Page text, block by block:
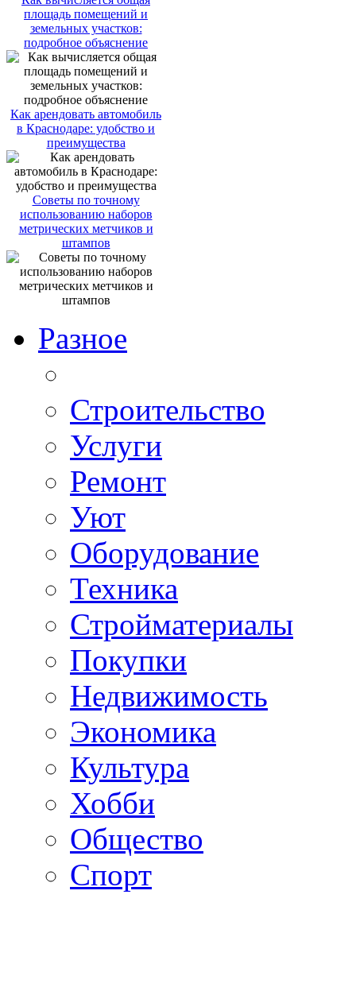
площадь помещений и
земельных участков:
подробное объяснение
Как арендовать автомобиль
в Краснодаре: удобство и
преимущества
Советы по точному
использованию наборов
метрических метчиков и
штампов
Разное
Строительство
Услуги
Ремонт
Уют
Оборудование
Техника
Стройматериалы
Покупки
Недвижимость
Экономика
Культура
Хобби
Общество
Спорт